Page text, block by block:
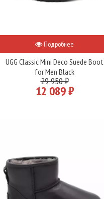
Подробнее
UGG Classic Mini Deco Suede Boot
for Men Black
29 950 ₽
12 089 ₽